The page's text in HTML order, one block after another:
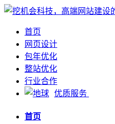
首页
网页设计
包年优化
整站优化
行业合作
优质服务
首页